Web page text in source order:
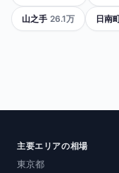
山之手 26.1万 日南
主要エリアの相場
東京都